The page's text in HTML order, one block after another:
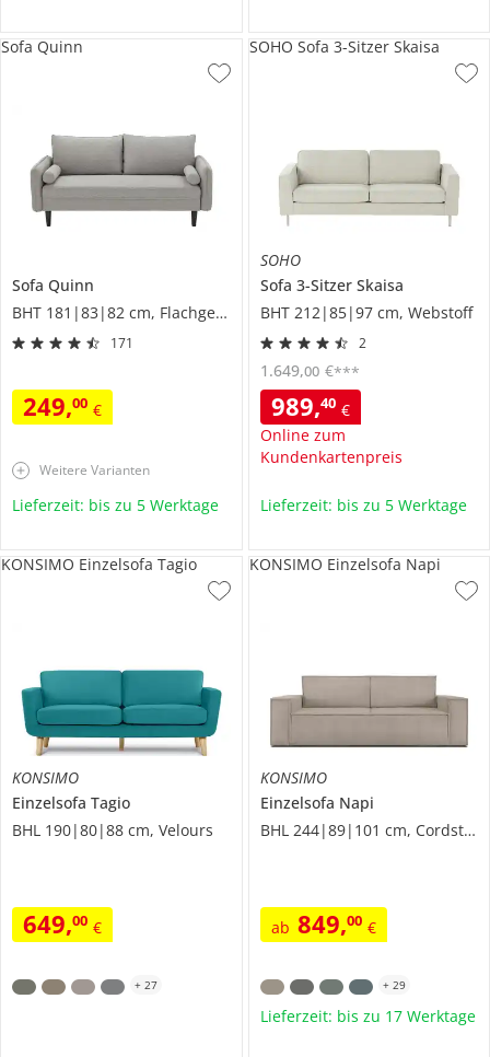
Sofa Quinn
BHT 181|83|82 cm, Flachgewebe
171
249,00 €
Sofa Quinn
Weitere Varianten
Lieferzeit: bis zu 5 Werktage
SOHO
Sofa 3-Sitzer Skaisa
BHT 212|85|97 cm, Webstoff
2
989,40 €
Online zum
Kundenkartenpreis
1.649,00 €***
SOHO Sofa 3-Sitzer Skaisa
Lieferzeit: bis zu 5 Werktage
KONSIMO
Einzelsofa Tagio
BHL 190|80|88 cm, Velours
649,00 €
KONSIMO Einzelsofa Tagio
+ 27
KONSIMO
Einzelsofa Napi
BHL 244|89|101 cm, Cordstoff
ab 849,00 €
KONSIMO Einzelsofa Napi
+ 29
Lieferzeit: bis zu 17 Werktage